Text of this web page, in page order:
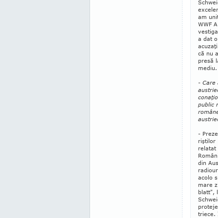
am
WWF
a dat
că nu
presă
mediu.
- Care
public
-
riştilor
relatat
din
acolo
mare
blatt",
triece.